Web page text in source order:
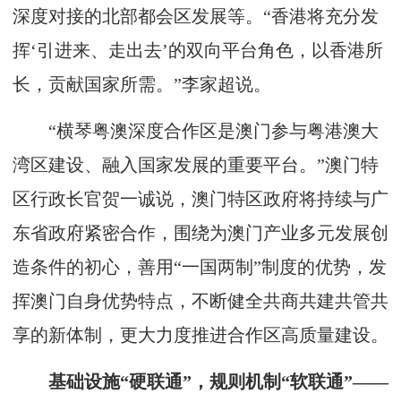
深度对接的北部都会区发展等。“香港将充分发
挥‘引进来、走出去’的双向平台角色，以香港所
长，贡献国家所需。”李家超说。
“横琴粤澳深度合作区是澳门参与粤港澳大
湾区建设、融入国家发展的重要平台。”澳门特
区行政长官贺一诚说，澳门特区政府将持续与广
东省政府紧密合作，围绕为澳门产业多元发展创
造条件的初心，善用“一国两制”制度的优势，发
挥澳门自身优势特点，不断健全共商共建共管共
享的新体制，更大力度推进合作区高质量建设。
基础设施“硬联通”，规则机制“软联通”——